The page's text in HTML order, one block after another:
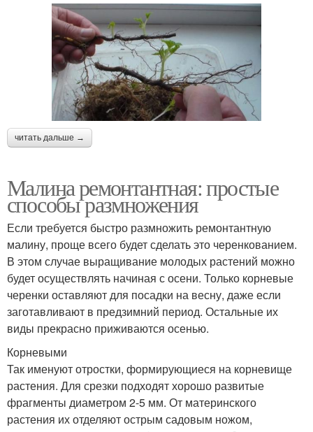
читать дальше →
Малина ремонтантная: простые
способы размножения
Если требуется быстро размножить ремонтантную
малину, проще всего будет сделать это черенкованием.
В этом случае выращивание молодых растений можно
будет осуществлять начиная с осени. Только корневые
черенки оставляют для посадки на весну, даже если
заготавливают в предзимний период. Остальные их
виды прекрасно приживаются осенью.
Корневыми
Так именуют отростки, формирующиеся на корневище
растения. Для срезки подходят хорошо развитые
фрагменты диаметром 2-5 мм. От материнского
растения их отделяют острым садовым ножом,